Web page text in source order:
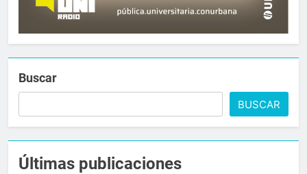
Buscar
BUSCAR
Últimas publicaciones